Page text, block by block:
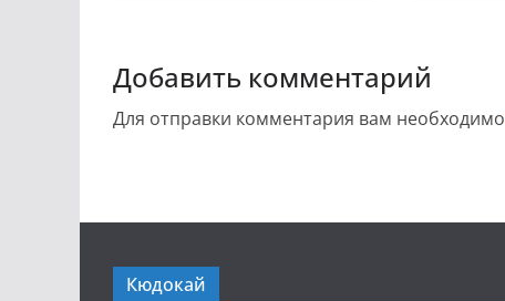
Добавить комментарий
Для отправки комментария вам необходимо
Кюдокай